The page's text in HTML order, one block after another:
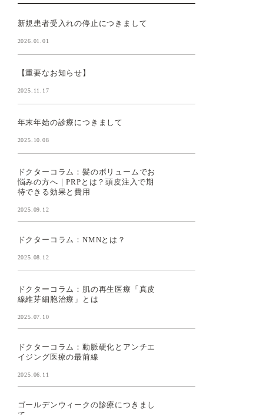
新規患者受入れの停止につきまして
2026.01.01
【重要なお知らせ】
2025.11.17
年末年始の診療につきまして
2025.10.08
ドクターコラム：髪のボリュームでお
悩みの方へ｜PRPとは？頭皮注入で期
待できる効果と費用
2025.09.12
ドクターコラム：NMNとは？
2025.08.12
ドクターコラム：肌の再生医療「真皮
線維芽細胞治療」とは
2025.07.10
ドクターコラム：動脈硬化とアンチエ
イジング医療の最前線
2025.06.11
ゴールデンウィークの診療につきまし